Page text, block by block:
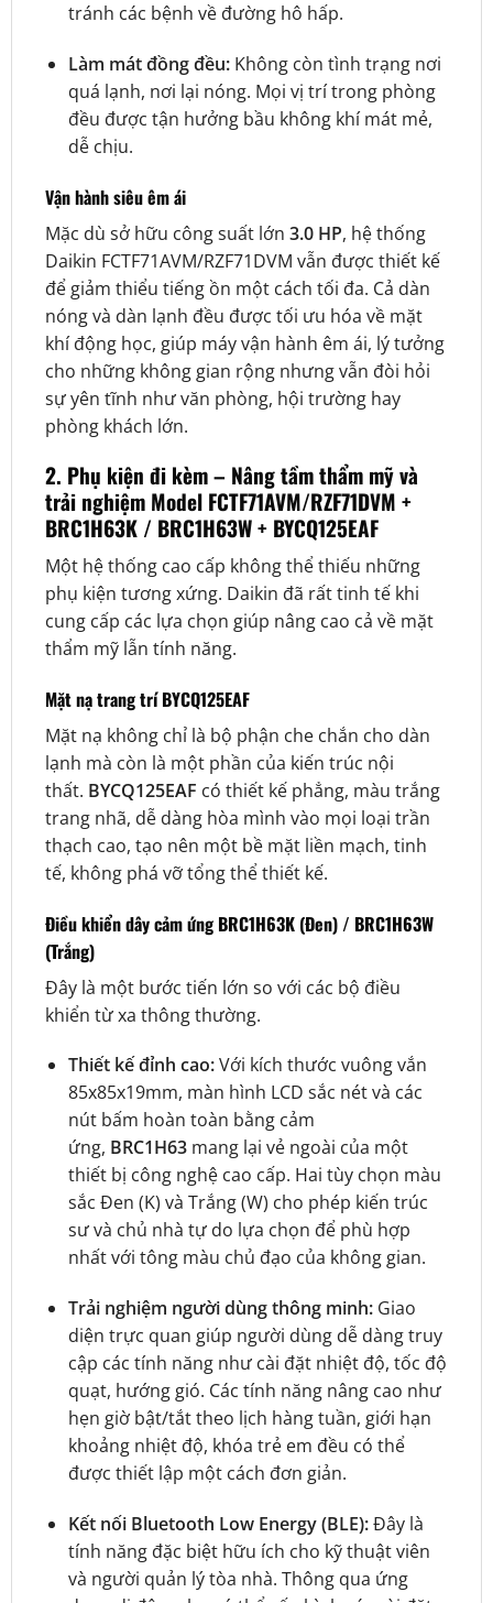
tránh các bệnh về đường hô hấp.
Làm mát đồng đều:Không còn tình trạng nơi
quá lạnh, nơi lại nóng. Mọi vị trí trong phòng
đều được tận hưởng bầu không khí mát mẻ,
dễ chịu.
Vận hành siêu êm ái
Mặc dù sở hữu công suất lớn 3.0 HP, hệ thống
Daikin FCTF71AVM/RZF71DVM vẫn được thiết kế
để giảm thiểu tiếng ồn một cách tối đa. Cả dàn
nóng và dàn lạnh đều được tối ưu hóa về mặt
khí động học, giúp máy vận hành êm ái, lý tưởng
cho những không gian rộng nhưng vẫn đòi hỏi
sự yên tĩnh như văn phòng, hội trường hay
phòng khách lớn.
2. Phụ kiện đi kèm – Nâng tầm thẩm mỹ và
trải nghiệm Model FCTF71AVM/RZF71DVM +
BRC1H63K / BRC1H63W + BYCQ125EAF
Một hệ thống cao cấp không thể thiếu những
phụ kiện tương xứng. Daikin đã rất tinh tế khi
cung cấp các lựa chọn giúp nâng cao cả về mặt
thẩm mỹ lẫn tính năng.
Mặt nạ trang trí BYCQ125EAF
Mặt nạ không chỉ là bộ phận che chắn cho dàn
lạnh mà còn là một phần của kiến trúc nội
thất. BYCQ125EAF có thiết kế phẳng, màu trắng
trang nhã, dễ dàng hòa mình vào mọi loại trần
thạch cao, tạo nên một bề mặt liền mạch, tinh
tế, không phá vỡ tổng thể thiết kế.
Điều khiển dây cảm ứng BRC1H63K (Đen) / BRC1H63W
(Trắng)
Đây là một bước tiến lớn so với các bộ điều
khiển từ xa thông thường.
Thiết kế đỉnh cao:Với kích thước vuông vắn
85x85x19mm, màn hình LCD sắc nét và các
nút bấm hoàn toàn bằng cảm
ứng, BRC1H63mang lại vẻ ngoài của một
thiết bị công nghệ cao cấp. Hai tùy chọn màu
sắc Đen (K) và Trắng (W) cho phép kiến trúc
sư và chủ nhà tự do lựa chọn để phù hợp
nhất với tông màu chủ đạo của không gian.
Trải nghiệm người dùng thông minh:Giao
diện trực quan giúp người dùng dễ dàng truy
cập các tính năng như cài đặt nhiệt độ, tốc độ
quạt, hướng gió. Các tính năng nâng cao như
hẹn giờ bật/tắt theo lịch hàng tuần, giới hạn
khoảng nhiệt độ, khóa trẻ em đều có thể
được thiết lập một cách đơn giản.
Kết nối Bluetooth Low Energy (BLE):Đây là
tính năng đặc biệt hữu ích cho kỹ thuật viên
và người quản lý tòa nhà. Thông qua ứng